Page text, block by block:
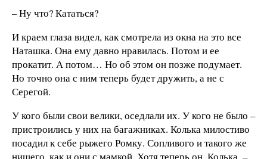
– Ну что? Кататься?
И краем глаза видел, как смотрела из окна на это все
Наташка. Она ему давно нравилась. Потом и ее
прокатит. А потом… Но об этом он позже подумает.
Но точно она с ним теперь будет дружить, а не с
Серегой.
У кого были свои велики, оседлали их. У кого не было –
пристроились у них на багажниках. Колька милостиво
посадил к себе рыжего Ромку. Сопливого и такого же
нищего, как и они с мамкой. Хотя теперь он, Колька, –